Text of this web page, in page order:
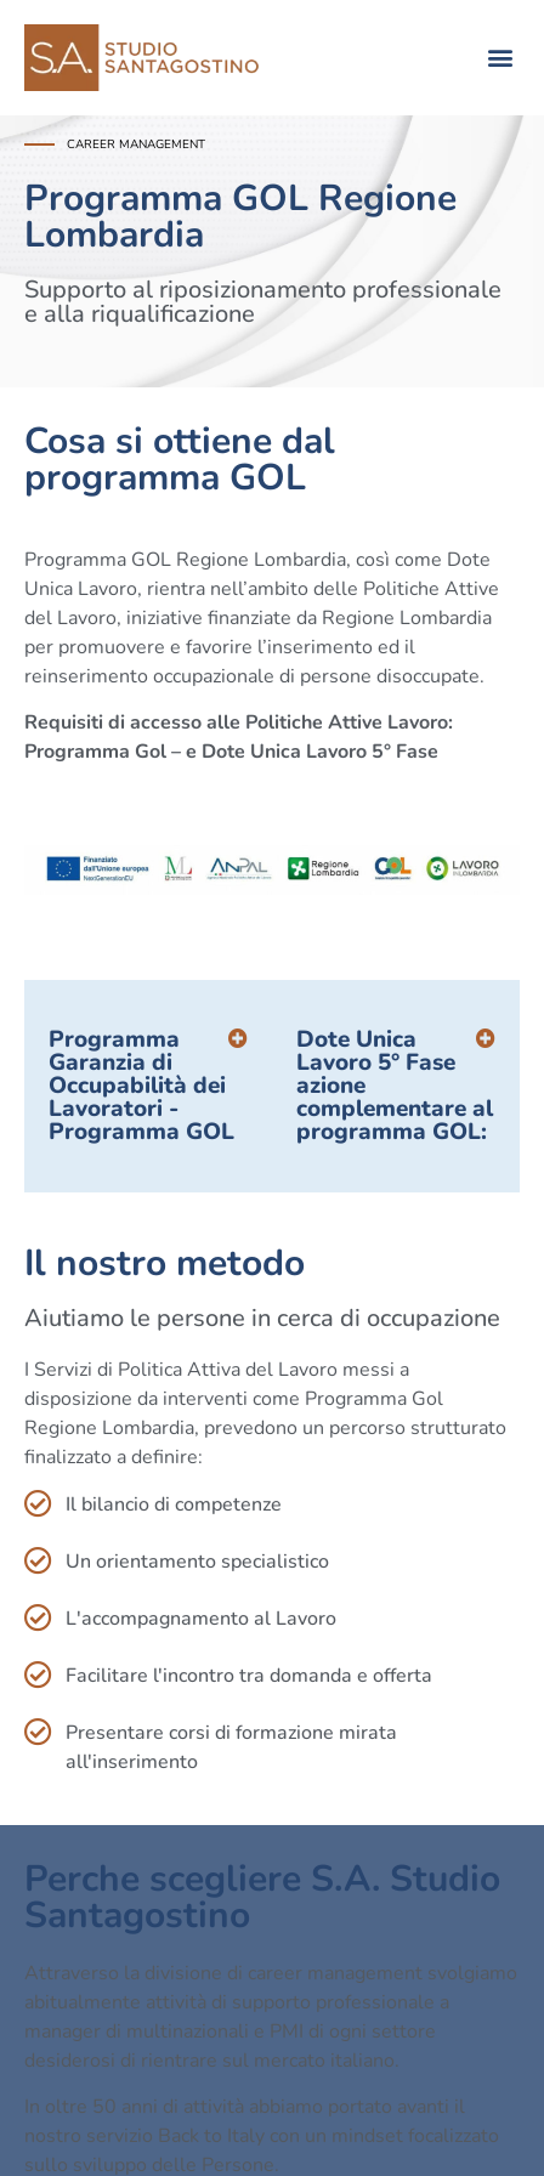
CAREER MANAGEMENT
Programma GOL Regione
Lombardia
Supporto al riposizionamento professionale
e alla riqualificazione
Cosa si ottiene dal
programma GOL
Programma GOL Regione Lombardia, così come Dote
Unica Lavoro, rientra nell’ambito delle Politiche Attive
del Lavoro, iniziative finanziate da Regione Lombardia
per promuovere e favorire l’inserimento ed il
reinserimento occupazionale di persone disoccupate.
Requisiti di accesso alle Politiche Attive Lavoro:
Programma Gol – e Dote Unica Lavoro 5° Fase
Programma
Garanzia di
Occupabilità dei
Lavoratori -
Programma GOL
Dote Unica
Lavoro 5° Fase
azione
complementare al
programma GOL:
Il nostro metodo
Aiutiamo le persone in cerca di occupazione
I Servizi di Politica Attiva del Lavoro messi a
disposizione da interventi come Programma Gol
Regione Lombardia, prevedono un percorso strutturato
finalizzato a definire:
Il bilancio di competenze
Un orientamento specialistico
L'accompagnamento al Lavoro
Facilitare l'incontro tra domanda e offerta
Presentare corsi di formazione mirata
all'inserimento
Perche scegliere S.A. Studio
Santagostino
Attraverso la divisione di career management svolgiamo
abitualmente attività di supporto professionale a
manager di multinazionali e PMI di ogni settore
desiderosi di rientrare sul mercato italiano.
In oltre 50 anni di attività abbiamo portato avanti il
nostro servizio Back to Italy con un mindset focalizzato
sullo sviluppo delle Persone.